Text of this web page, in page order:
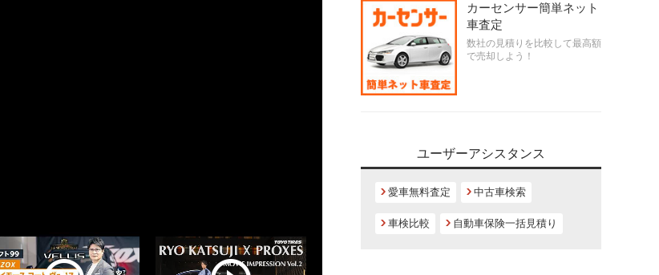
カーセンサー簡単ネット
車査定
数社の見積りを比較して最高額
で売却しよう！
ユーザーアシスタンス
愛車無料査定 中古車検索
車検比較 自動車保険一括見積り